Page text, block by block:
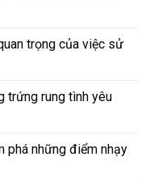
trọng của việc sử
trứng rung tình yêu
phá những điểm nhạy